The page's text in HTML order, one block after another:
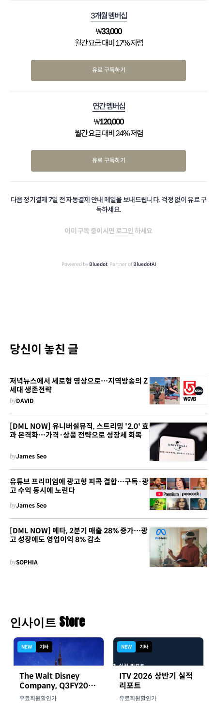
3개월 멤버십
₩33,000
월간 요금 대비 17% 저렴
유료 구독하기
연간 멤버십
₩120,000
월간 요금 대비 24% 저렴
유료 구독하기
다음 정기결제 7일 전 자동결제 안내 메일을 보내드립니다. 걱정 없이 유료 구
독하세요.
이미 구독 중이시면 로그인 하세요
Powered by Bluedot, Partner of BluedotAI
당신이 놓친 글
저녁뉴스에서 세로형 영상으로…지역방송의 Z
세대 생존전략
byDAVID
[DML NOW] 유니버설뮤직, 스트리밍 '2.0' 효
과 본격화…가격·상품 전략으로 성장세 회복
byJames Seo
유튜브 프리미엄에 광고형 피콕 결합…구독·광
고 수익 동시에 노린다
byJames Seo
[DML NOW] 메타, 2분기 매출 28% 증가…광
고 성장에도 영업이익 8% 감소
bySOPHIA
인사이트 Store
NEW 기타
The Walt Disney
Company, Q3FY2026
실적자료
유료회원할인가
NEW 기타
ITV 2026 상반기 실적
리포트
유료회원할인가